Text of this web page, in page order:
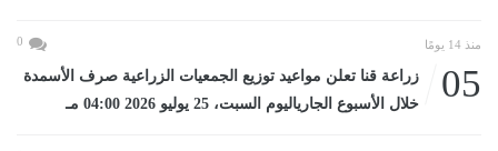
منذ 14 يومًا 0
05
زراعة قنا تعلن مواعيد توزيع الجمعيات الزراعية صرف الأسمدة
خلال الأسبوع الجارياليوم السبت، 25 يوليو 2026 04:00 مـ